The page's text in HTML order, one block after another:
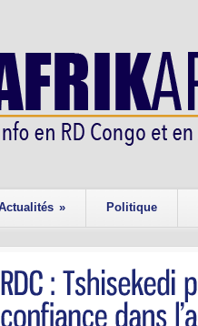
» Politique